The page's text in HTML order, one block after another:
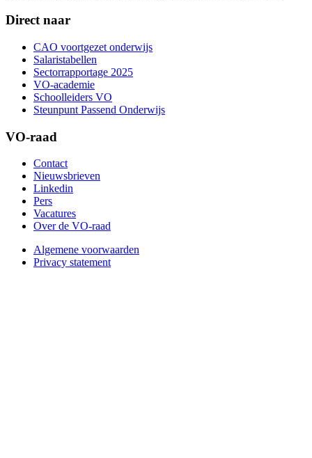
Direct naar
CAO voortgezet onderwijs
Salaristabellen
Sectorrapportage 2025
VO-academie
Schoolleiders VO
Steunpunt Passend Onderwijs
VO-raad
Contact
Nieuwsbrieven
Linkedin
Pers
Vacatures
Over de VO-raad
Algemene voorwaarden
Privacy statement